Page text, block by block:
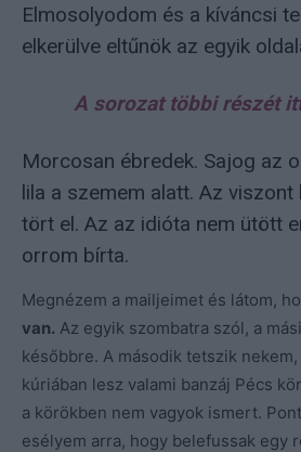
Elmosolyodom és a kíváncsi
elkerülve eltűnök az egyik
A sorozat többi részét
Morcosan ébredek. Sajog az
lila a szemem alatt. Az
tört el. Az az idióta nem ütött
orrom bírta.
Megnézem a mailjeimet és látom,
van. Az egyik szombatra szól, a
későbbre. A második tetszik
kúriában lesz valami banzáj Pécs
a körökben nem vagyok ismert.
esélyem arra, hogy belefussak egy